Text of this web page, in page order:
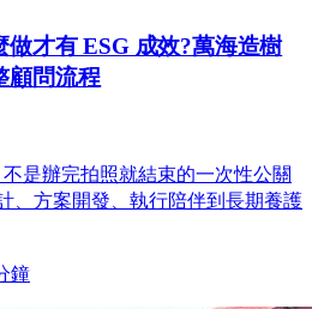
才有 ESG 成效?萬海造樹
顧問流程
是辦完拍照就結束的一次性公關
、方案開發、執行陪伴到長期養護
鐘